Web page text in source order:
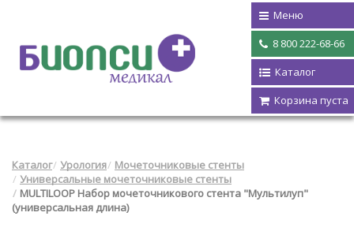
Меню
8 800 222-68-66
Каталог
Корзина пуста
Каталог Урология
Мочеточниковые стенты
Универсальные мочеточниковые стенты
MULTILOOP Набор мочеточникового стента "Мультилуп"
(универсальная длина)